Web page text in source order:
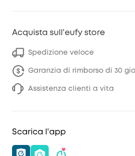
Acquista sull'eufy store
Spedizione veloce
Garanzia di rimborso di 30
Assistenza clienti a vita
Scarica l'app